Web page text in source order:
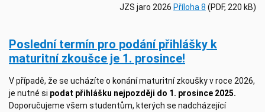
JZS jaro 2026 Příloha 8 (PDF, 220 kB)
Poslední termín pro podání přihlášky k
maturitní zkoušce je 1. prosince!
V případě, že se ucházíte o konání maturitní zkoušky v roce 2026,
je nutné si podat přihlášku nejpozději do 1. prosince 2025.
Doporučujeme všem studentům, kterých se nadcházející